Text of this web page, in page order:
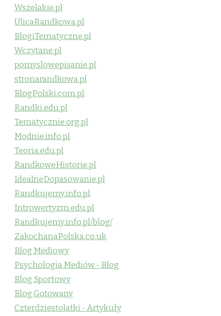
Wszelakie.pl
UlicaRandkowa.pl
BlogiTematyczne.pl
Wczytane.pl
pomyslowepisanie.pl
stronarandkowa.pl
BlogPolski.com.pl
Randki.edu.pl
Tematycznie.org.pl
Modnie.info.pl
Teoria.edu.pl
RandkoweHistorie.pl
IdealneDopasowanie.pl
Randkujemy.info.pl
Introwertyzm.edu.pl
Randkujemy.info.pl/blog/
ZakochanaPolska.co.uk
Blog Mediowy
Psychologia Mediów - Blog
Blog Sportowy
Blog Gotowany
Czterdziestolatki - Artykuły